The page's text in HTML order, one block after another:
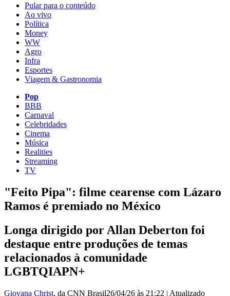
Pular para o conteúdo
Ao vivo
Política
Money
WW
Agro
Infra
Esportes
Viagem & Gastronomia
Pop
BBB
Carnaval
Celebridades
Cinema
Música
Realities
Streaming
TV
"Feito Pipa": filme cearense com Lázaro
Ramos é premiado no México
Longa dirigido por Allan Deberton foi
destaque entre produções de temas
relacionados à comunidade
LGBTQIAPN+
Giovana Christ, da CNN Brasil26/04/26 às 21:22 | Atualizado